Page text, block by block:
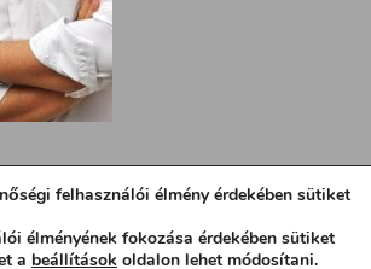
felhasználói élmény érdekében sütiket
élményének fokozása érdekében sütiket
a beállítások oldalon lehet módosítani.